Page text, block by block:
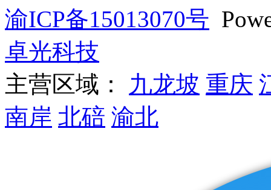
渝ICP备15013070号
卓光科技
主营区域： 九龙坡 重庆
南岸 北碚 渝北